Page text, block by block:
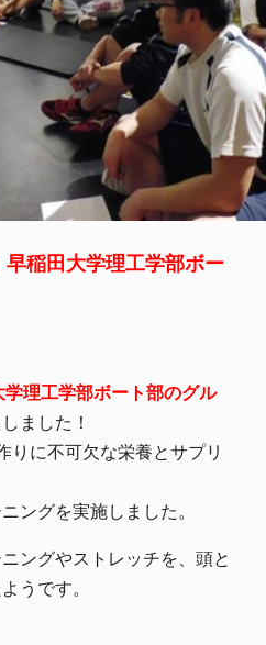
早稲田大学理工学部ボー
学理工学部ボート部のグル
ました！
りに不可欠な栄養とサプリ
ングを実施しました。
ングやストレッチを、頭と
うです。